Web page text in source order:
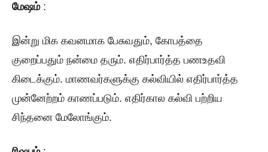
மேஷம்:
இன்று மிக கவனமாக பேசுவதும், கோபத்தை
குறைப்பதும் நன்மை தரும். எதிர்பார்த்த பணஉதவி
கிடைக்கும். மாணவர்களுக்கு கல்வியில் எதிர்பார்த்த
முன்னேற்றம் காணப்படும். எதிர்கால கல்வி பற்றிய
சிந்தனை மேலோங்கும்.